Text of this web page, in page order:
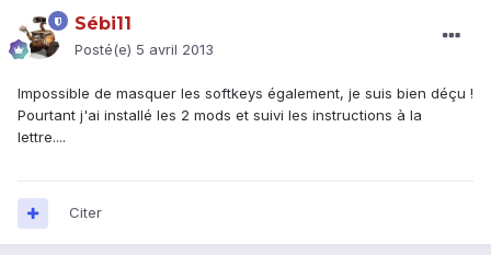
Sébi11
Posté(e) 5 avril 2013
Impossible de masquer les softkeys également, je suis bien déçu !
Pourtant j'ai installé les 2 mods et suivi les instructions à la
lettre....
Citer